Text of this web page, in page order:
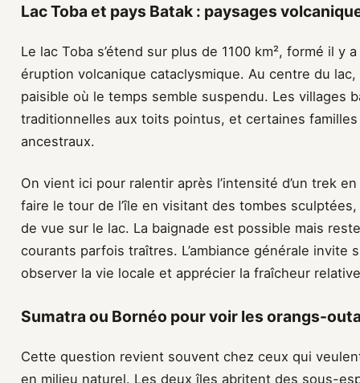
Lac Toba et pays Batak : paysages
Le lac Toba s’étend sur plus de 1100 km², formé il y
éruption volcanique cataclysmique. Au centre du
paisible où le temps semble suspendu. Les villages
traditionnelles aux toits pointus, et certaines
ancestraux.
On vient ici pour ralentir après l’intensité d’un trek
faire le tour de l’île en visitant des tombes
de vue sur le lac. La baignade est possible mais
courants parfois traîtres. L’ambiance générale
observer la vie locale et apprécier la fraîcheur
Sumatra ou Bornéo pour voir les orangs-
Cette question revient souvent chez ceux qui
en milieu naturel. Les deux îles abritent des sous-